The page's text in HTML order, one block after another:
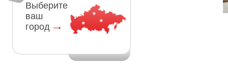
Выберите
ваш
город